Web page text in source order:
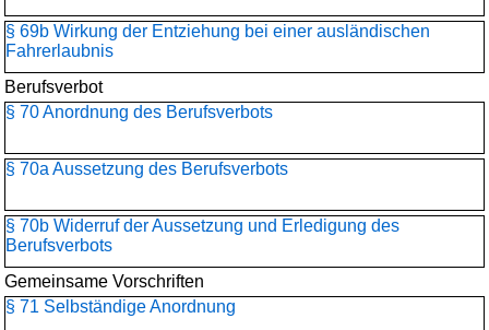
§ 69b Wirkung der Entziehung bei einer ausländischen
Fahrerlaubnis
Berufsverbot
§ 70 Anordnung des Berufsverbots
§ 70a Aussetzung des Berufsverbots
§ 70b Widerruf der Aussetzung und Erledigung des
Berufsverbots
Gemeinsame Vorschriften
§ 71 Selbständige Anordnung